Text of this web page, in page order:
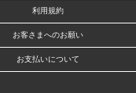
利用規約
お客さまへのお願い
お支払いについて